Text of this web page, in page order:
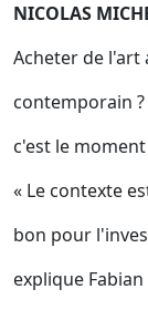
NICOLAS
Acheter de l'art
contemporain ?
c'est le moment
« Le contexte
bon pour
explique Fabian